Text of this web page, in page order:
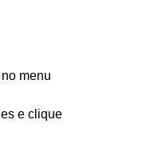
menu
e clique